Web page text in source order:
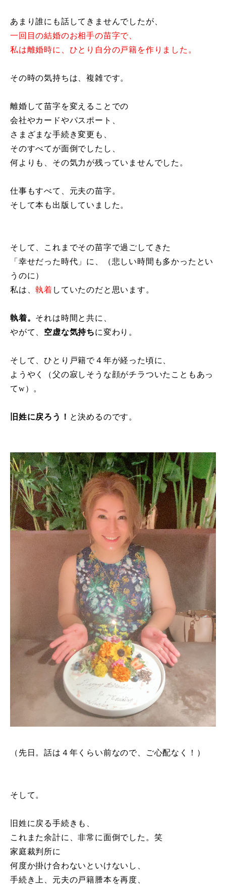
あまり誰にも話してきませんでしたが、
一回目の結婚のお相手の苗字で、
私は離婚時に、ひとり自分の戸籍を作りました。
その時の気持ちは、複雑です。
離婚して苗字を変えることでの
会社やカードやパスポート、
さまざまな手続き変更も、
そのすべてが面倒でしたし、
何よりも、その気力が残っていませんでした。
仕事もすべて、元夫の苗字。
そして本も出版していました。
そして、これまでその苗字で過ごしてきた
「幸せだった時代」に、（悲しい時間も多かったとい
うのに）
私は、執着 していたのだと思います。
執着。 それは時間と共に、
やがて、 空虚な気持ちに変わり。
そして、ひとり戸籍で４年が経った頃に、
ようやく（父の寂しそうな顔がチラついたこともあっ
てw）。
旧姓に戻ろう！ と決めるのです。
（先日。話は４年くらい前なので、ご心配なく！）
そして。
旧姓に戻る手続きも、
これまた余計に、非常に面倒でした。笑
家庭裁判所に
何度か掛け合わないといけないし、
手続き上、元夫の戸籍謄本を再度、